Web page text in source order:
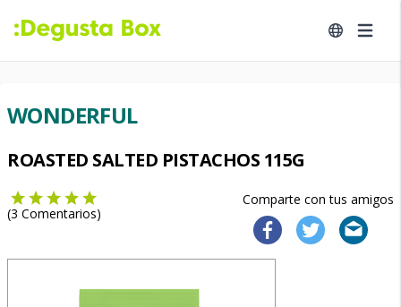
WONDERFUL
ROASTED SALTED PISTACHOS 115G
Comparte con tus amigos
(3 Comentarios)